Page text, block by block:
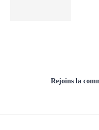
Rejoins la